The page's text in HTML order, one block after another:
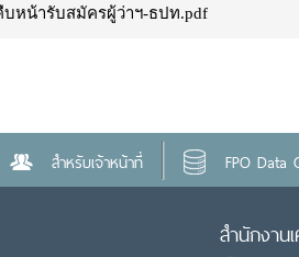
บหน้ารับสมัครผู้ว่าฯ-ธปท.pdf
สำหรับเจ้าหน้าที่ FPO Data
สำนักงาน